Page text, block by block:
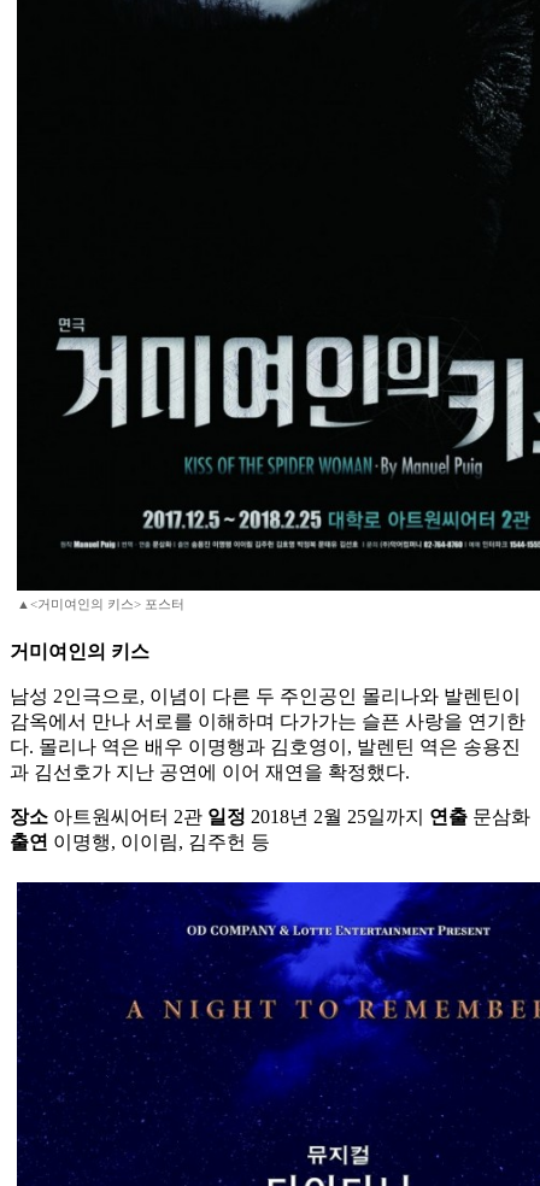
▲<거미여인의 키스> 포스터
거미여인의 키스
남성 2인극으로, 이념이 다른 두 주인공인 몰리나와 발렌틴이
감옥에서 만나 서로를 이해하며 다가가는 슬픈 사랑을 연기한
다. 몰리나 역은 배우 이명행과 김호영이, 발렌틴 역은 송용진
과 김선호가 지난 공연에 이어 재연을 확정했다.
장소 아트원씨어터 2관 일정 2018년 2월 25일까지 연출 문삼화
출연 이명행, 이이림, 김주헌 등